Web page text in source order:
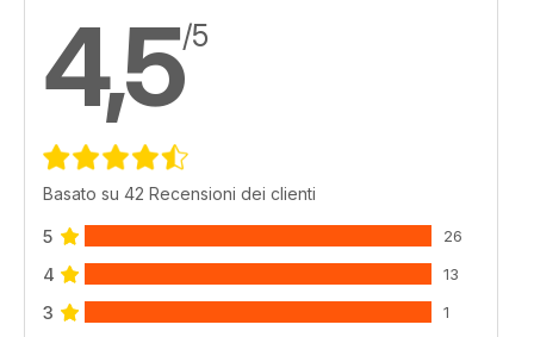
4,5/5
Basato su 42 Recensioni dei clienti
5 26
4 13
3 1